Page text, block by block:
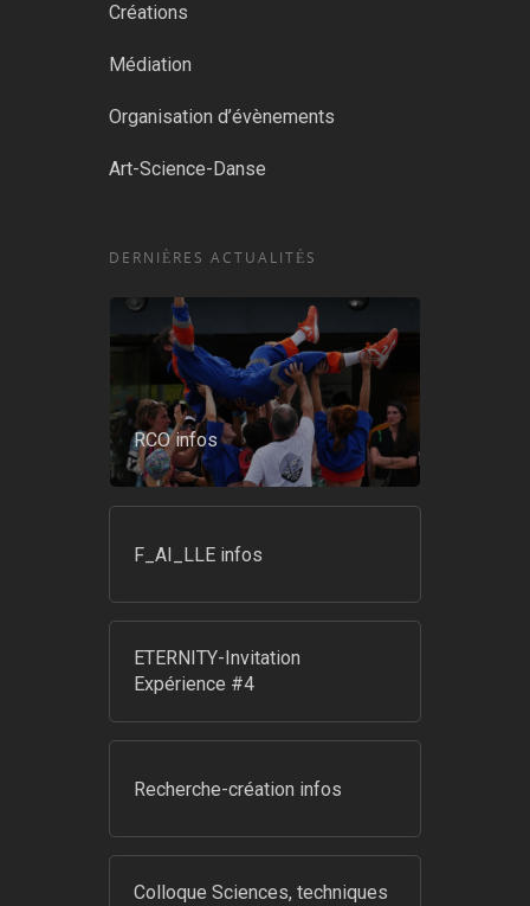
Créations
Médiation
Organisation d’évènements
Art-Science-Danse
DERNIÈRES ACTUALITÉS
RCO infos
F_AI_LLE infos
ETERNITY-Invitation
Expérience #4
Recherche-création infos
Colloque Sciences, techniques